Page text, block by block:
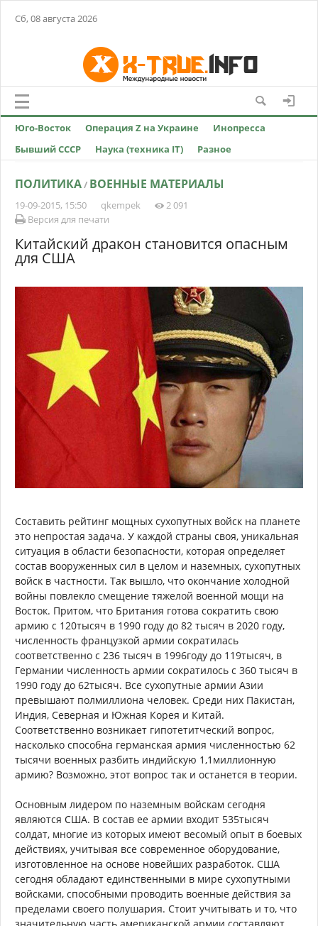
Сб, 08 августа 2026
Юго-Восток Операция Z на Украине
Инопресса
Бывший СССР
Наука (техника IT) Разное
ПОЛИТИКА/ ВОЕННЫЕ МАТЕРИАЛЫ
19-09-2015, 15:50 qkempek
2 091
Версия для печати
Китайский дракон становится опасным
для США
Составить рейтинг мощных сухопутных войск на планете
это непростая задача. У каждой страны своя, уникальная
ситуация в области безопасности, которая определяет
состав вооруженных сил в целом и наземных, сухопутных
войск в частности. Так вышло, что окончание холодной
войны повлекло смещение тяжелой военной мощи на
Восток. Притом, что Британия готова сократить свою
армию с 120тысяч в 1990 году до 82 тысяч в 2020 году,
численность французкой армии сократилась
соответственно с 236 тысяч в 1996году до 119тысяч, в
Германии численность армии сократилось с 360 тысяч в
1990 году до 62тысяч. Все сухопутные армии Азии
превышают полмиллиона человек. Среди них Пакистан,
Индия, Северная и Южная Корея и Китай.
Соответственно возникает гипотетитческий вопрос,
насколько способна германская армия численностью 62
тысячи военных разбить индийскую 1,1миллионную
армию? Возможно, этот вопрос так и останется в теории.
Основным лидером по наземным войскам сегодня
являются США. В состав ее армии входит 535тысяч
солдат, многие из которых имеют весомый опыт в боевых
действиях, учитывая все современное оборудование,
изготовленное на основе новейших разработок. США
сегодня обладают единственными в мире сухопутными
войсками, способными проводить военные действия за
пределами своего полушария. Стоит учитывать и то, что